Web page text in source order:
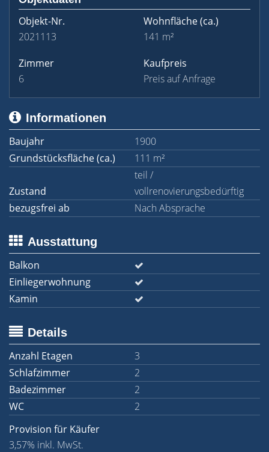
Objekt-Nr.
2021113
Wohnfläche(ca.)
141 m²
Zimmer
6
Kaufpreis
Preis auf Anfrage
Informationen
Baujahr
1900
Grundstücksfläche (ca.)
111 m²
Zustand
teil /
vollrenovierungsbedürftig
bezugsfrei ab
Nach Absprache
Ausstattung
Balkon
Einliegerwohnung
Kamin
Details
Anzahl Etagen
3
Schlafzimmer
2
Badezimmer
2
WC
2
Provision für Käufer
3,57% inkl. MwSt.